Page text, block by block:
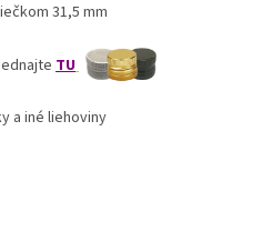
31,5 mm
TU
a iné liehoviny